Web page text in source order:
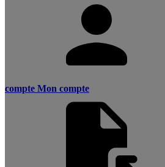
compte Mon compte